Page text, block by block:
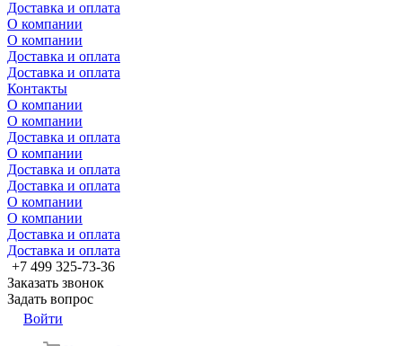
Доставка и оплата
О компании
О компании
Доставка и оплата
Доставка и оплата
Контакты
О компании
О компании
Доставка и оплата
О компании
Доставка и оплата
Доставка и оплата
О компании
О компании
Доставка и оплата
Доставка и оплата
+7 499 325-73-36
Заказать звонок
Задать вопрос
Войти